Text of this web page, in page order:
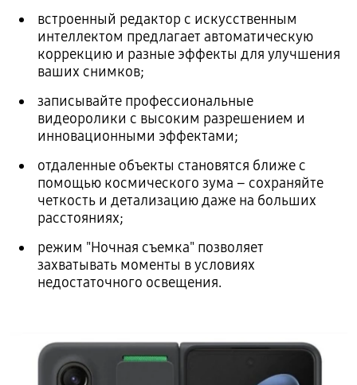
встроенный редактор с искусственным
интеллектом предлагает автоматическую
коррекцию и разные эффекты для улучшения
ваших снимков;
записывайте профессиональные
видеоролики с высоким разрешением и
инновационными эффектами;
отдаленные объекты становятся ближе с
помощью космического зума – сохраняйте
четкость и детализацию даже на больших
расстояниях;
режим "Ночная съемка" позволяет
захватывать моменты в условиях
недостаточного освещения.